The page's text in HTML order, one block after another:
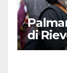
di